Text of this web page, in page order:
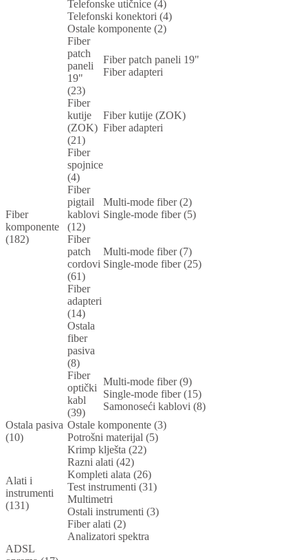
Telefonske utičnice (4)
Telefonski konektori (4)
Ostale komponente (2)
Fiber
komponente
(182)
Fiber
patch
paneli
19"
(23)
Fiber patch paneli 19"
Fiber adapteri
Fiber
kutije
(ZOK)
(21)
Fiber kutije (ZOK)
Fiber adapteri
Fiber
spojnice
(4)
Fiber
pigtail
kablovi
(12)
Multi-mode fiber (2)
Single-mode fiber (5)
Fiber
patch
cordovi
(61)
Multi-mode fiber (7)
Single-mode fiber (25)
Fiber
adapteri
(14)
Ostala
fiber
pasiva
(8)
Fiber
optički
kabl
(39)
Multi-mode fiber (9)
Single-mode fiber (15)
Samonoseći kablovi (8)
Ostala pasiva
(10)
Ostale komponente (3)
Potrošni materijal (5)
Alati i
instrumenti
(131)
Krimp klješta (22)
Razni alati (42)
Kompleti alata (26)
Test instrumenti (31)
Multimetri
Ostali instrumenti (3)
Fiber alati (2)
Analizatori spektra
ADSL